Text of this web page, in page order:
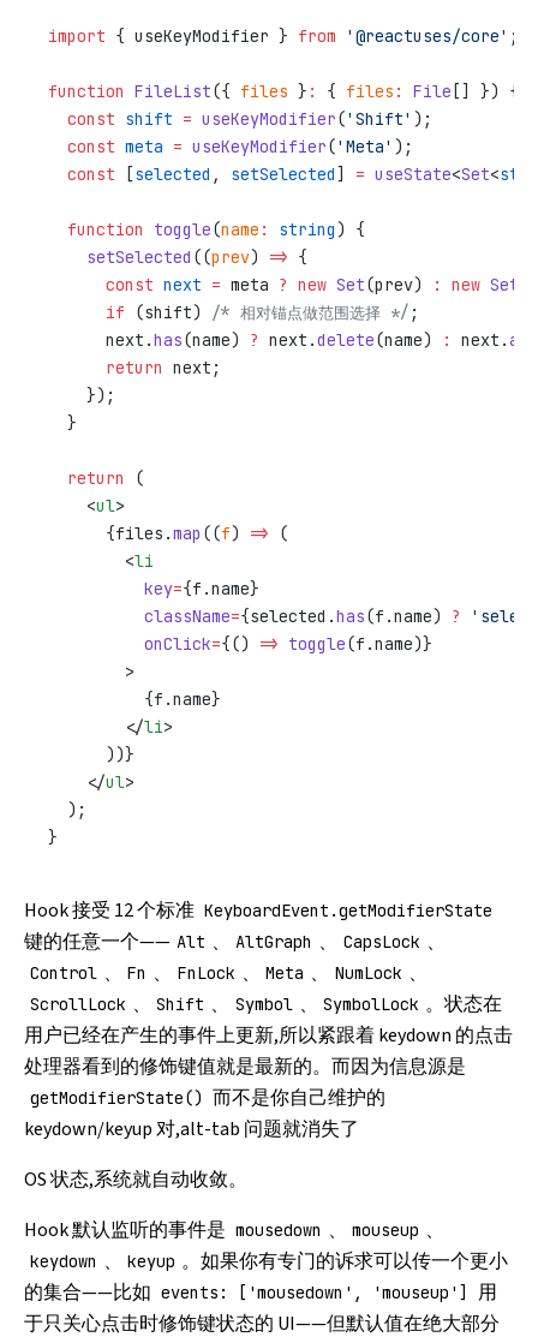
import { useKeyModifier } from '@reactuses/core' ;
function FileList({ files } : { files : File [] }) {
  const
shift = useKeyModifier('Shift' );
  const
meta = useKeyModifier('Meta' );
  const
[selected , setSelected] = useState<Set<
  function
toggle(name : string) {
    setSelected
((prev) => {
      const
next = meta ? new Set(prev) : new Set
      if
(shift) /* 相对锚点做范围选择 */ ;
      next.
has(name) ? next.delete(name) : next.add
      return
next;
    });
  }
  return
(
    <
ul>
      {files.
map ((f) => (
        <
li
          key
={f.name}
          className
={selected.has(f.name) ?
          onClick
={() => toggle(f.name)}
        >
          {f.name}
        </
li>
      ))}
    </
ul>
  );
}
Hook 接受 12 个标准 KeyboardEvent.getModifierState
键的任意一个—— Alt 、 AltGraph 、 CapsLock 、
Control 、 Fn 、 FnLock 、 Meta 、 NumLock 、
ScrollLock 、 Shift 、 Symbol 、 SymbolLock 。状态在
用户已经在产生的事件上更新,所以紧跟着 keydown 的点击
处理器看到的修饰键值就是最新的。而因为信息源是
getModifierState() 而不是你自己维护的
keydown/keyup 对,alt-tab 问题就消失了
OS 状态,系统就自动收敛。
Hook 默认监听的事件是 mousedown 、 mouseup 、
keydown 、 keyup 。如果你有专门的诉求可以传一个更小
的集合——比如 events: ['mousedown', 'mouseup']
用
于只关心点击时修饰键状态的 UI——但默认值在绝大部分